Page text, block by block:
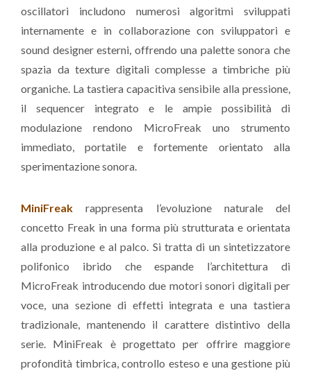
oscillatori includono numerosi algoritmi sviluppati
internamente e in collaborazione con sviluppatori e
sound designer esterni, offrendo una palette sonora che
spazia da texture digitali complesse a timbriche più
organiche. La tastiera capacitiva sensibile alla pressione,
il sequencer integrato e le ampie possibilità di
modulazione rendono MicroFreak uno strumento
immediato, portatile e fortemente orientato alla
sperimentazione sonora.
MiniFreakrappresenta l’evoluzione naturale del
concetto Freak in una forma più strutturata e orientata
alla produzione e al palco. Si tratta di un sintetizzatore
polifonico ibrido che espande l’architettura di
MicroFreak introducendo due motori sonori digitali per
voce, una sezione di effetti integrata e una tastiera
tradizionale, mantenendo il carattere distintivo della
serie. MiniFreak è progettato per offrire maggiore
profondità timbrica, controllo esteso e una gestione più